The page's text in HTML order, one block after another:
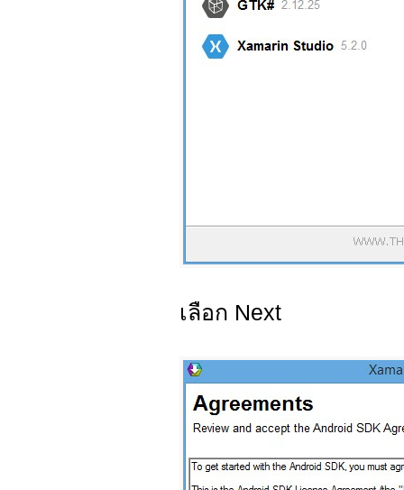
เลือก Next